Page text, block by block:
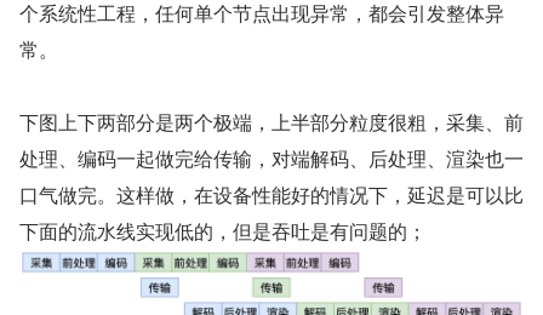
个系统性工程，任何单个节点出现异常，都会引发整体异
常。
下图上下两部分是两个极端，上半部分粒度很粗，采集、前
处理、编码一起做完给传输，对端解码、后处理、渲染也一
口气做完。这样做，在设备性能好的情况下，延迟是可以比
下面的流水线实现低的，但是吞吐是有问题的；